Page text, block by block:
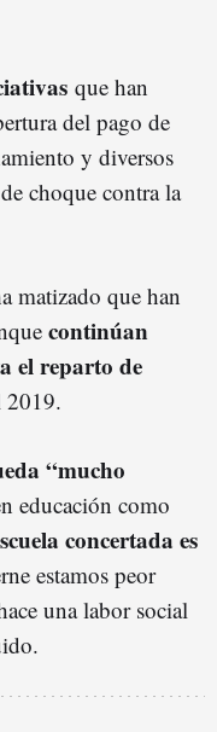
que han
del pago de
y diversos
choque contra la
matizado que han
continúan
el reparto de
2019.
“mucho
educación como
concertada es
estamos peor
una labor social